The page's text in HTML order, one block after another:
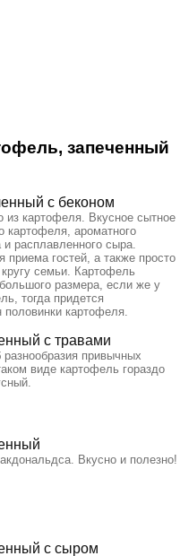
запеченный
с беконом
из картофеля. Вкусное сытное
картофеля, ароматного
расплавленного сыра.
гостей, а также просто
семьи. Картофель
размера, если же у
тогда придется
половинки картофеля.
с травами
привычных
виде картофель гораздо
Вкусно и полезно!
с сыром